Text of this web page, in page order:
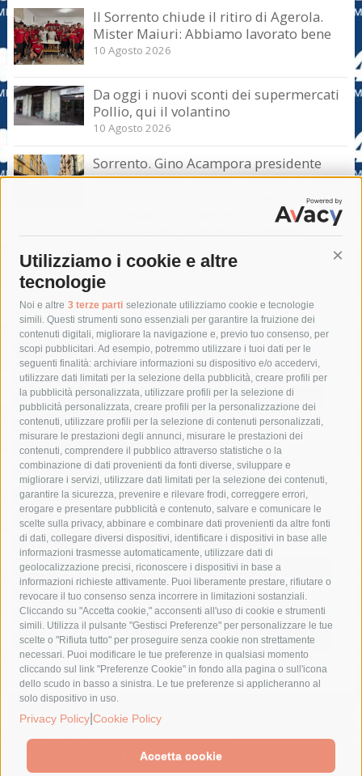
Utilizziamo i cookie e altre
tecnologie
Noi e altre 3 terze parti selezionate utilizziamo cookie e tecnologie
simili. Questi strumenti sono essenziali per garantire la fruizione dei
contenuti digitali, migliorare la navigazione e, previo tuo consenso, per
scopi pubblicitari. Ad esempio, potremmo utilizzare i tuoi dati per le
seguenti finalità: archiviare informazioni su dispositivo e/o accedervi,
utilizzare dati limitati per la selezione della pubblicità, creare profili per
la pubblicità personalizzata, utilizzare profili per la selezione di
pubblicità personalizzata, creare profili per la personalizzazione dei
contenuti, utilizzare profili per la selezione di contenuti personalizzati,
misurare le prestazioni degli annunci, misurare le prestazioni dei
contenuti, comprendere il pubblico attraverso statistiche o la
combinazione di dati provenienti da fonti diverse, sviluppare e
migliorare i servizi, utilizzare dati limitati per la selezione dei contenuti,
garantire la sicurezza, prevenire e rilevare frodi, correggere errori,
erogare e presentare pubblicità e contenuto, salvare e comunicare le
scelte sulla privacy, abbinare e combinare dati provenienti da altre fonti
di dati, collegare diversi dispositivi, identificare i dispositivi in base alle
informazioni trasmesse automaticamente, utilizzare dati di
geolocalizzazione precisi, riconoscere i dispositivi in base a
informazioni richieste attivamente. Puoi liberamente prestare, rifiutare o
revocare il tuo consenso senza incorrere in limitazioni sostanziali.
Cliccando su "Accetta cookie," acconsenti all'uso di cookie e strumenti
simili. Utilizza il pulsante "Gestisci Preferenze" per personalizzare le tue
scelte o "Rifiuta tutto" per proseguire senza cookie non strettamente
necessari. Puoi modificare le tue preferenze in qualsiasi momento
cliccando sul link "Preferenze Cookie" in fondo alla pagina o sull'icona
dello scudo in basso a sinistra. Le tue preferenze si applicheranno al
solo dispositivo in uso.
Privacy Policy Cookie Policy
Accetta cookie
Il Sorrento chiude il ritiro di Agerola.
Mister Maiuri: Abbiamo lavorato bene
10 Agosto 2026
Da oggi i nuovi sconti dei supermercati
Pollio, qui il volantino
10 Agosto 2026
Sorrento. Gino Acampora presidente
degli agenti di viaggio: Turismo in linea
con gli anni scorsi ma calo nel clou
dell’estate, a Ferragosto si punta sul last
minute. Bene settembre e ottobre
Tag
acqua allerta meteo
anas
area marina protetta di punta campanella
arresto
Asl Napoli 3 sud
capitaneria di porto capri
carabinieri
castellammare di stabia
circumvesuviana
comune di sorrento
concerto
contagi
costiera amalfitana
covid-19 eav
elezioni
fondazione sorrento
gori guardia costiera
incidente
lavori
lorenzo balducelli mare
massa lubrense
massimo coppola
Meta napoli
ordinanza
penisola sorrentina
piano di sorrento
polizia municipale
protezione civile
Regione Campania
sant'agnello
sindaco cuomo
sorrento studenti temporali
treni
turismo
Vico Equense villa fiorentino vincenzo de luca
© 2015 SorrentoPress. All rights reserved.
Il giornale online della Penisola Sorrentina
Cookie Policy